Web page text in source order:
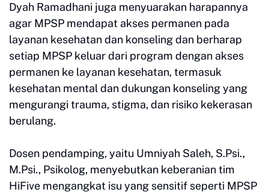
Dyah Ramadhani juga menyuarakan harapannya
agar MPSP mendapat akses permanen pada
layanan kesehatan dan konseling dan berharap
setiap MPSP keluar dari program dengan akses
permanen ke layanan kesehatan, termasuk
kesehatan mental dan dukungan konseling yang
mengurangi trauma, stigma, dan risiko kekerasan
berulang.
Dosen pendamping, yaitu Umniyah Saleh, S.Psi.,
M.Psi., Psikolog, menyebutkan keberanian tim
HiFive mengangkat isu yang sensitif seperti MPSP